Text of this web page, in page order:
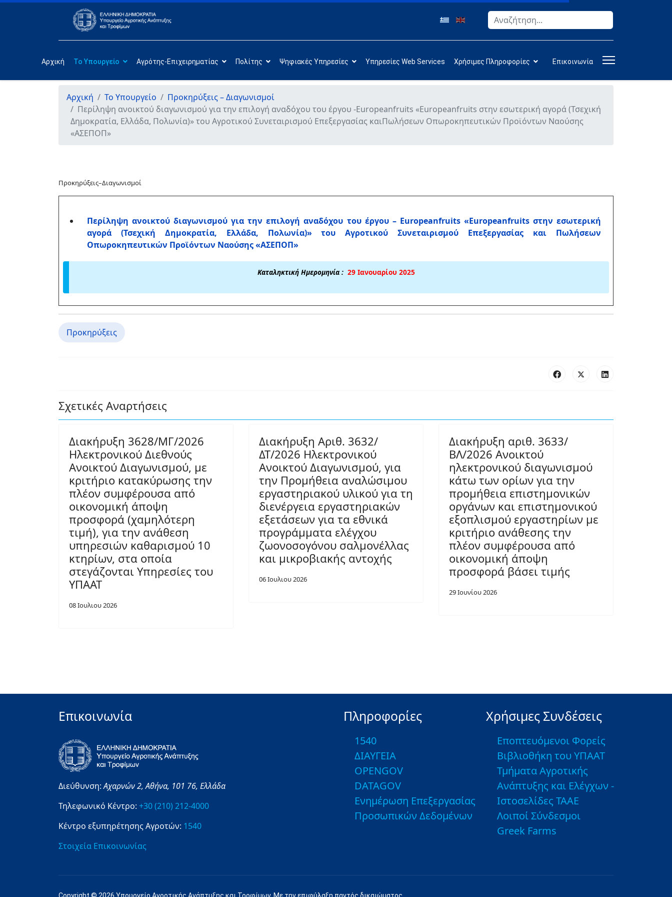
Αναζήτηση
Αρχική Το Υπουργείο Αγρότης-Επιχειρηματίας Πολίτης Ψηφιακές Υπηρεσίες Υπηρεσίες Web Services Χρήσιμες Πληροφορίες Επικοινωνία
Αρχική Το Υπουργείο
Προκηρύξεις – Διαγωνισμοί
Περίληψη ανοικτού διαγωνισμού για την επιλογή αναδόχου του έργου -Europeanfruits «Europeanfruits στην εσωτερική αγορά (Τσεχική
Δημοκρατία, Ελλάδα, Πολωνία)» του Αγροτικού Συνεταιρισμού Επεξεργασίας καιΠωλήσεων Οπωροκηπευτικών Προϊόντων Ναούσης
«ΑΣΕΠΟΠ»
Προκηρύξεις–Διαγωνισμοί
Περίληψη ανοικτού διαγωνισμού για την επιλογή αναδόχου του έργου – Europeanfruits «Europeanfruits στην εσωτερική
αγορά (Τσεχική Δημοκρατία, Ελλάδα, Πολωνία)» του Αγροτικού Συνεταιρισμού Επεξεργασίας και Πωλήσεων
Οπωροκηπευτικών Προϊόντων Ναούσης «ΑΣΕΠΟΠ»
Καταληκτική Ημερομηνία : 29 Ιανουαρίου 2025
Προκηρύξεις
Σχετικές Αναρτήσεις
Διακήρυξη 3628/ΜΓ/2026
Ηλεκτρονικού Διεθνούς
Ανοικτού Διαγωνισμού, με
κριτήριο κατακύρωσης την
πλέον συμφέρουσα από
οικονομική άποψη
προσφορά (χαμηλότερη
τιμή), για την ανάθεση
υπηρεσιών καθαρισμού 10
κτηρίων, στα οποία
στεγάζονται Υπηρεσίες του
ΥΠΑΑΤ
08 Ιουλιου 2026
Διακήρυξη Αριθ. 3632/
ΔΤ/2026 Ηλεκτρονικού
Ανοικτού Διαγωνισμού, για
την Προμήθεια αναλώσιμου
εργαστηριακού υλικού για τη
διενέργεια εργαστηριακών
εξετάσεων για τα εθνικά
προγράμματα ελέγχου
ζωονοσογόνου σαλμονέλλας
και μικροβιακής αντοχής
06 Ιουλιου 2026
Διακήρυξη αριθ. 3633/
ΒΛ/2026 Ανοικτού
ηλεκτρονικού διαγωνισμού
κάτω των ορίων για την
προμήθεια επιστημονικών
οργάνων και επιστημονικού
εξοπλισμού εργαστηρίων με
κριτήριο ανάθεσης την
πλέον συμφέρουσα από
οικονομική άποψη
προσφορά βάσει τιμής
29 Ιουνίου 2026
Επικοινωνία
Διεύθυνση:Αχαρνών 2,Αθήνα, 101 76, Ελλάδα
Τηλεφωνικό Κέντρο: +30 (210) 212-4000
Κέντρο εξυπηρέτησης Αγροτών: 1540
Στοιχεία Επικοινωνίας
Πληροφορίες
1540
ΔΙΑΥΓΕΙΑ
OPENGOV
DATAGOV
Ενημέρωση Επεξεργασίας
Προσωπικών Δεδομένων
Χρήσιμες Συνδέσεις
Εποπτευόμενοι Φορείς
Βιβλιοθήκη του ΥΠΑΑΤ
Τμήματα Αγροτικής
Ανάπτυξης και Ελέγχων -
Ιστοσελίδες ΤΑΑΕ
Λοιποί Σύνδεσμοι
Greek Farms